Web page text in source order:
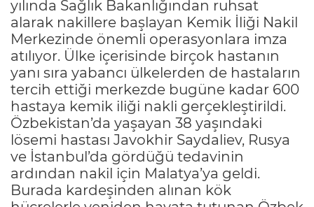
yılında Sağlık Bakanlığından ruhsat
alarak nakillere başlayan Kemik İliği Nakil
Merkezinde önemli operasyonlara imza
atılıyor. Ülke içerisinde birçok hastanın
yanı sıra yabancı ülkelerden de hastaların
tercih ettiği merkezde bugüne kadar 600
hastaya kemik iliği nakli gerçekleştirildi.
Özbekistan’da yaşayan 38 yaşındaki
lösemi hastası Javokhir Saydaliev, Rusya
ve İstanbul’da gördüğü tedavinin
ardından nakil için Malatya’ya geldi.
Burada kardeşinden alınan kök